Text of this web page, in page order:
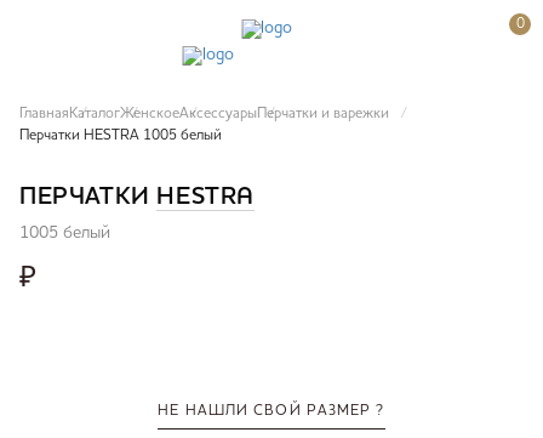
0
Главная КаталогЖенскоеАксессуары Перчатки и варежки
Перчатки HESTRA 1005 белый
ПЕРЧАТКИ HESTRA
1005 белый
₽
НЕ НАШЛИ СВОЙ РАЗМЕР ?